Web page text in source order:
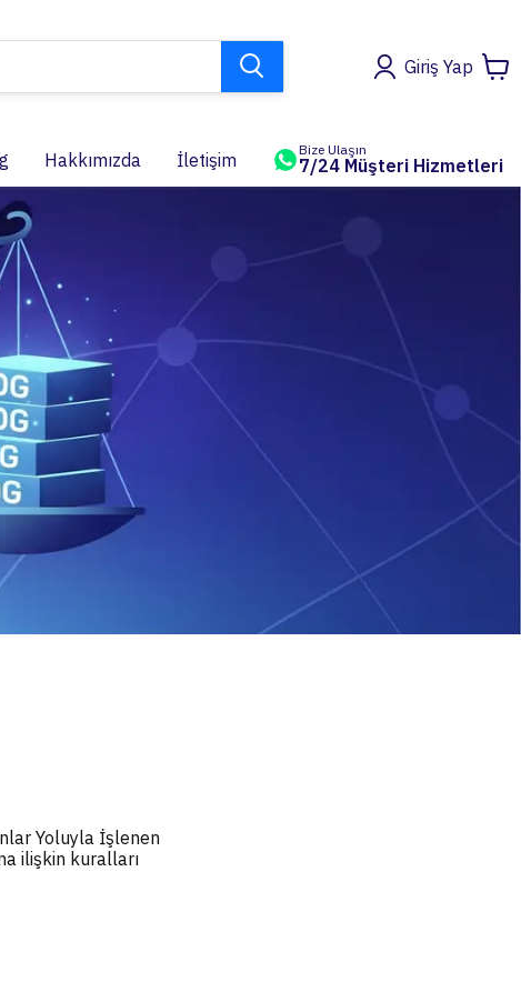
Giriş Yap
Hakkımızda İletişim Bize Ulaşın
7/24 Müşteri Hizmetleri
Yoluyla İşlenen
ilişkin kuralları